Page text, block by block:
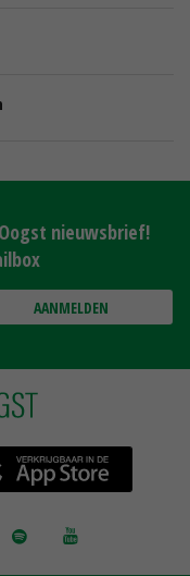
nieuwsbrief!
AANMELDEN